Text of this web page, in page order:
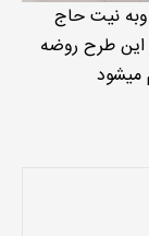
وبه نیت حاج
این طرح روضه
میشود